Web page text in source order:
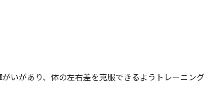
いがあり、体の左右差を克服できるようトレーニング